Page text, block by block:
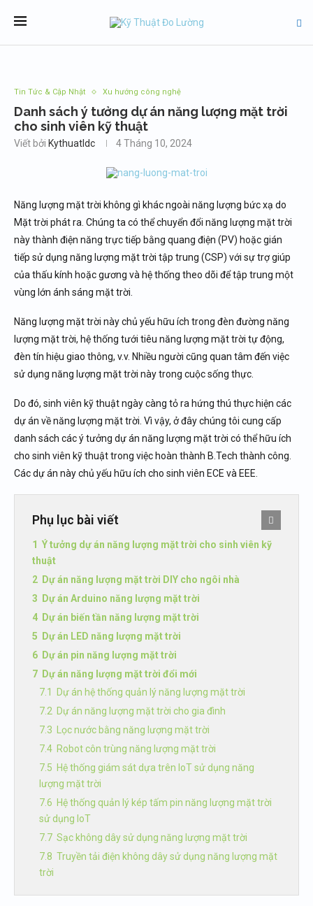
Tin Tức & Cập Nhật Xu hướng công nghệ
Danh sách ý tưởng dự án năng lượng mặt trời
cho sinh viên kỹ thuật
Viết bởi Kythuatldc 4 Tháng 10, 2024
Năng lượng mặt trời không gì khác ngoài năng lượng bức xạ do
Mặt trời phát ra. Chúng ta có thể chuyển đổi năng lượng mặt trời
này thành điện năng trực tiếp bằng quang điện (PV) hoặc gián
tiếp sử dụng năng lượng mặt trời tập trung (CSP) với sự trợ giúp
của thấu kính hoặc gương và hệ thống theo dõi để tập trung một
vùng lớn ánh sáng mặt trời.
Năng lượng mặt trời này chủ yếu hữu ích trong đèn đường năng
lượng mặt trời, hệ thống tưới tiêu năng lượng mặt trời tự động,
đèn tín hiệu giao thông, v.v. Nhiều người cũng quan tâm đến việc
sử dụng năng lượng mặt trời này trong cuộc sống thực.
Do đó, sinh viên kỹ thuật ngày càng tỏ ra hứng thú thực hiện các
dự án về năng lượng mặt trời. Vì vậy, ở đây chúng tôi cung cấp
danh sách các ý tưởng dự án năng lượng mặt trời có thể hữu ích
cho sinh viên kỹ thuật trong việc hoàn thành B.Tech thành công.
Các dự án này chủ yếu hữu ích cho sinh viên ECE và EEE.
Phụ lục bài viết
Ý tưởng dự án năng lượng mặt trời cho sinh viên kỹ
thuật
Dự án năng lượng mặt trời DIY cho ngôi nhà
Dự án Arduino năng lượng mặt trời
Dự án biến tần năng lượng mặt trời
Dự án LED năng lượng mặt trời
Dự án pin năng lượng mặt trời
Dự án năng lượng mặt trời đổi mới
Dự án hệ thống quản lý năng lượng mặt trời
Dự án năng lượng mặt trời cho gia đình
Lọc nước bằng năng lượng mặt trời
Robot côn trùng năng lượng mặt trời
Hệ thống giám sát dựa trên IoT sử dụng năng
lượng mặt trời
Hệ thống quản lý kép tấm pin năng lượng mặt trời
sử dụng IoT
Sạc không dây sử dụng năng lượng mặt trời
Truyền tải điện không dây sử dụng năng lượng mặt
trời
Phát hiện cháy rừng dựa trên năng lượng mặt trời